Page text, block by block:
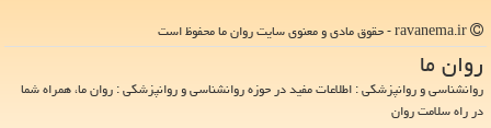
روان ما
روانشناسی و روانپزشکی : اطلاعات مفید در حوزه روانشناسی و روانپزشکی : روان ما، همراه شما
در راه سلامت روان